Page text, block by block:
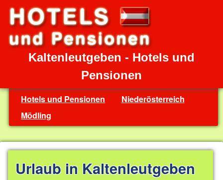
Kaltenleutgeben - Hotels und
Pensionen
Hotels und Pensionen
Niederösterreich
Mödling
Urlaub in Kaltenleutgeben